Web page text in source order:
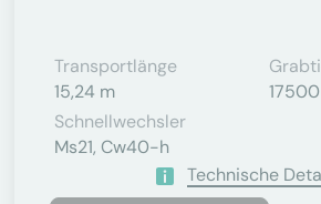
Transportlänge
15,24 m
Schnellwechsler
Ms21, Cw40-h
Technische